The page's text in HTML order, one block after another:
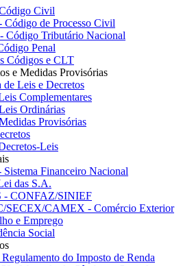
Civil
Código de Processo Civil
Código Tributário Nacional
Penal
Códigos e CLT
e Medidas Provisórias
de Leis e Decretos
Complementares
Ordinárias
Provisórias
Leis
Sistema Financeiro Nacional
das S.A.
- CONFAZ/SINIEF
SECEX/CAMEX - Comércio Exterior
e Emprego
Social
do Imposto de Renda